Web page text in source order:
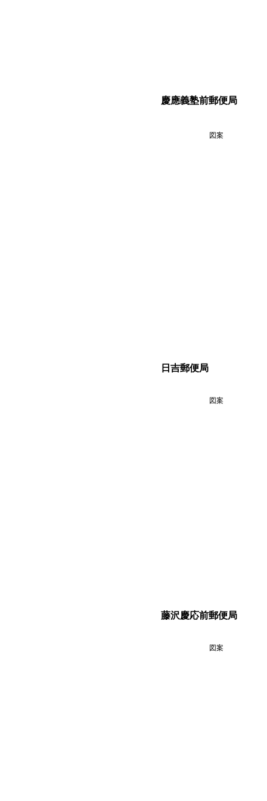
慶應義塾前郵便局
図案
日吉郵便局
図案
藤沢慶応前郵便局
図案